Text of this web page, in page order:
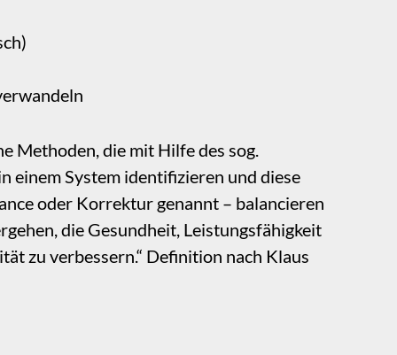
Methoden, die mit Hilfe des sog.
einem System identifizieren und diese
oder Korrektur genannt – balancieren
die Gesundheit, Leistungsfähigkeit
zu verbessern.“ Definition nach Klaus